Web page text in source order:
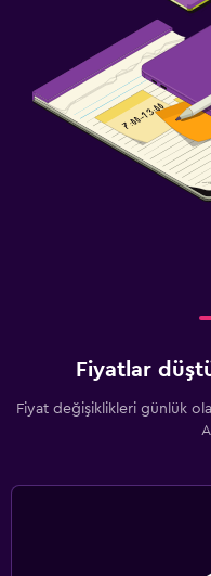
Fiyatlar
Fiyat değişiklikleri günlük